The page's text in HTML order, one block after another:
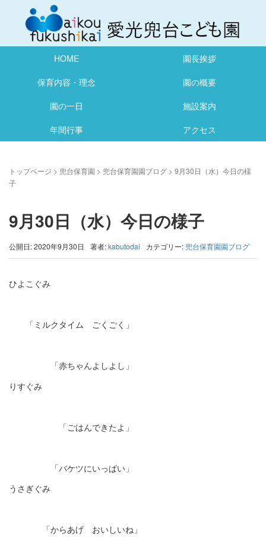
HOME
園長挨拶
保育内容・理念
園の概要
園の一日
施設案内
年間行事
アクセス
トップページ > 兜台保育園 > 兜台保育園園ブログ > 9月30日（水）今日の様
子
9月30日（水）今日の様子
公開日: 2020年9月30日 著者:kabutodai カテゴリー: 兜台保育園園ブログ
ひよこぐみ
「ミルクタイム ごくごく」
「赤ちゃんよしよし」
りすぐみ
「ごはんできたよ」
「バケツにいっぱい」
うさぎぐみ
「からあげ おいしいね」